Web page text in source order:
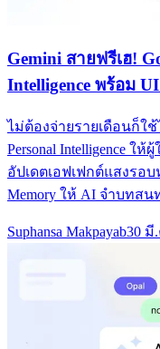
Gemini สายฟรีเฮ!
Intelligence พร้อม
ไม่ต้องจ่ายรายเดือนก็ใ
Personal Intelligence ใ
อัปเดตเอฟเฟกต์แสงรอ
Memory ให้ AI จำบทสน
Suphansa Makpayab30 มี